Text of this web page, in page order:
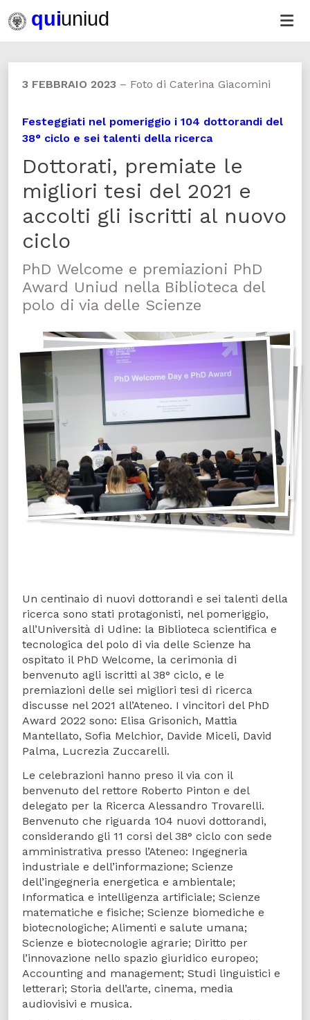
3 FEBBRAIO 2023 – Foto di Caterina Giacomini
Festeggiati nel pomeriggio i 104 dottorandi del
38° ciclo e sei talenti della ricerca
Dottorati, premiate le
migliori tesi del 2021 e
accolti gli iscritti al nuovo
ciclo
PhD Welcome e premiazioni PhD
Award Uniud nella Biblioteca del
polo di via delle Scienze
Un centinaio di nuovi dottorandi e sei talenti della
ricerca sono stati protagonisti, nel pomeriggio,
all’Università di Udine: la Biblioteca scientifica e
tecnologica del polo di via delle Scienze ha
ospitato il PhD Welcome, la cerimonia di
benvenuto agli iscritti al 38° ciclo, e le
premiazioni delle sei migliori tesi di ricerca
discusse nel 2021 all’Ateneo. I vincitori del PhD
Award 2022 sono: Elisa Grisonich, Mattia
Mantellato, Sofia Melchior, Davide Miceli, David
Palma, Lucrezia Zuccarelli.
Le celebrazioni hanno preso il via con il
benvenuto del rettore Roberto Pinton e del
delegato per la Ricerca Alessandro Trovarelli.
Benvenuto che riguarda 104 nuovi dottorandi,
considerando gli 11 corsi del 38° ciclo con sede
amministrativa presso l’Ateneo: Ingegneria
industriale e dell’informazione; Scienze
dell’ingegneria energetica e ambientale;
Informatica e intelligenza artificiale; Scienze
matematiche e fisiche; Scienze biomediche e
biotecnologiche; Alimenti e salute umana;
Scienze e biotecnologie agrarie; Diritto per
l’innovazione nello spazio giuridico europeo;
Accounting and management; Studi linguistici e
letterari; Storia dell’arte, cinema, media
audiovisivi e musica.